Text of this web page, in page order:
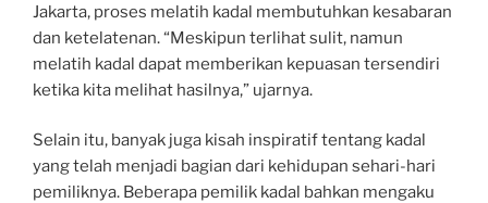
Jakarta, proses melatih kadal membutuhkan kesabaran
dan ketelatenan. “Meskipun terlihat sulit, namun
melatih kadal dapat memberikan kepuasan tersendiri
ketika kita melihat hasilnya,” ujarnya.
Selain itu, banyak juga kisah inspiratif tentang kadal
yang telah menjadi bagian dari kehidupan sehari-hari
pemiliknya. Beberapa pemilik kadal bahkan mengaku